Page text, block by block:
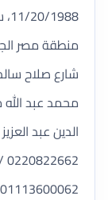
محمد عبد
الدين عبد